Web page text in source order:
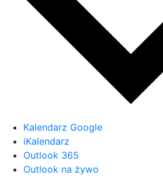
Kalendarz Google
iKalendarz
Outlook 365
Outlook na żywo